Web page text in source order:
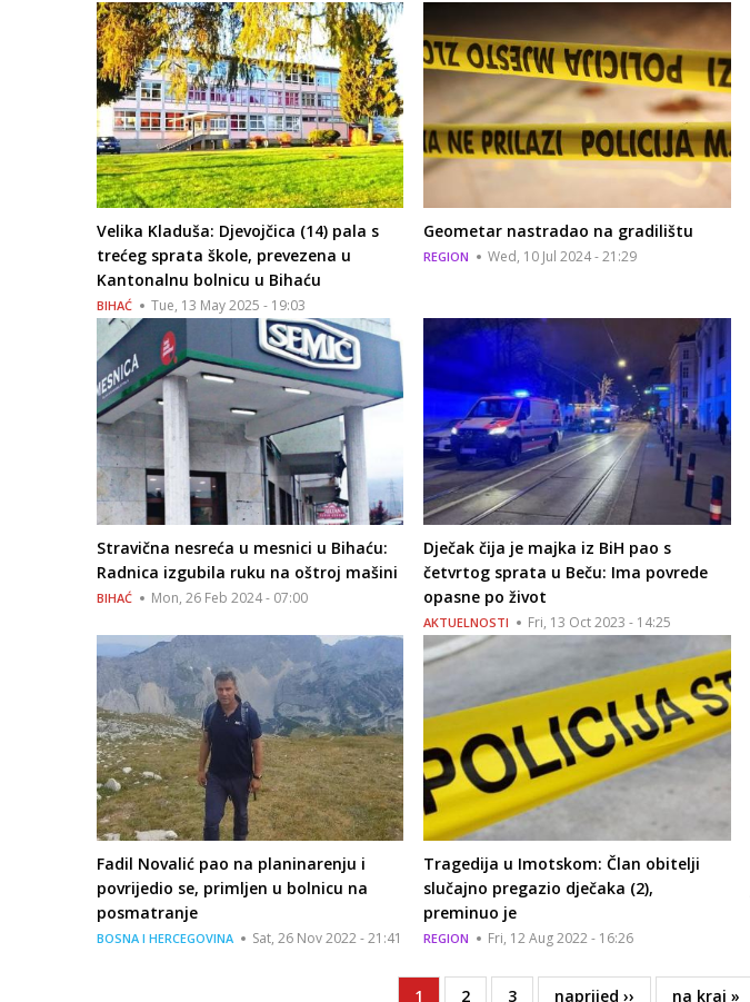
Velika Kladuša: Djevojčica (14) pala s
trećeg sprata škole, prevezena u
Kantonalnu bolnicu u Bihaću
BIHAĆ Tue, 13 May 2025 - 19:03
Geometar nastradao na gradilištu
REGION Wed, 10 Jul 2024 - 21:29
Stravična nesreća u mesnici u Bihaću:
Radnica izgubila ruku na oštroj mašini
BIHAĆ Mon, 26 Feb 2024 - 07:00
Dječak čija je majka iz BiH pao s
četvrtog sprata u Beču: Ima povrede
opasne po život
AKTUELNOSTI Fri, 13 Oct 2023 - 14:25
Fadil Novalić pao na planinarenju i
povrijedio se, primljen u bolnicu na
posmatranje
BOSNA I HERCEGOVINA Sat, 26 Nov 2022 - 21:41
Tragedija u Imotskom: Član obitelji
slučajno pregazio dječaka (2),
preminuo je
REGION Fri, 12 Aug 2022 - 16:26
Current
1 Page
2 Page
3 Next
naprijed ›› Last
na kraj »